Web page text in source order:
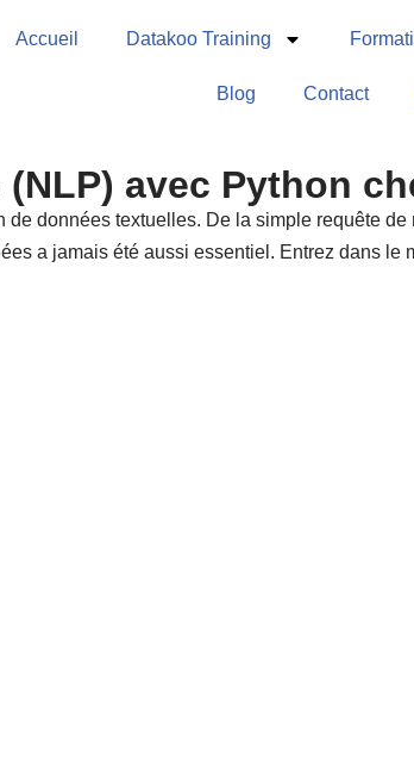
Accueil Datakoo Training
Blog Contact
avec Python
données textuelles. De la simple requête
a jamais été aussi essentiel. Entrez dans